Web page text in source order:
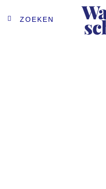
ZOEKEN